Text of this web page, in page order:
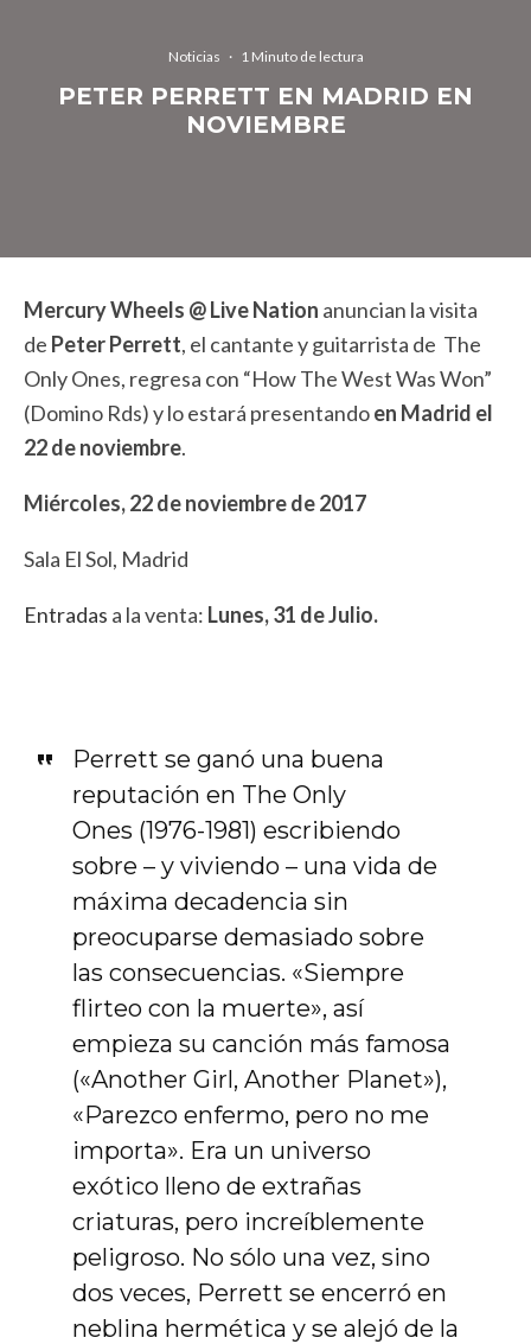
Noticias · 1 Minuto de lectura
PETER PERRETT EN MADRID EN
NOVIEMBRE
Mercury Wheels @ Live Nation anuncian la visita
de Peter Perrett, el cantante y guitarrista de The
Only Ones, regresa con “How The West Was Won”
(Domino Rds) y lo estará presentandoen Madrid el
22 de noviembre.
Miércoles, 22 de noviembre de 2017
Sala El Sol, Madrid
Entradas a la venta: Lunes, 31 de Julio.
Perrett se ganó una buena
reputación en The Only
Ones (1976-1981) escribiendo
sobre – y viviendo – una vida de
máxima decadencia sin
preocuparse demasiado sobre
las consecuencias. «Siempre
flirteo con la muerte», así
empieza su canción más famosa
(«Another Girl, Another Planet»),
«Parezco enfermo, pero no me
importa». Era un universo
exótico lleno de extrañas
criaturas, pero increíblemente
peligroso. No sólo una vez, sino
dos veces, Perrett se encerró en
neblina hermética y se alejó de la